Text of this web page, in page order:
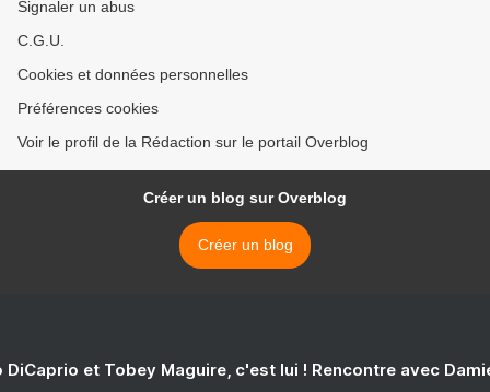
Signaler un abus
C.G.U.
Cookies et données personnelles
Préférences cookies
Voir le profil de la Rédaction sur le portail Overblog
Créer un blog sur Overblog
Créer un blog
DiCaprio et Tobey Maguire, c'est lui ! Rencontre avec